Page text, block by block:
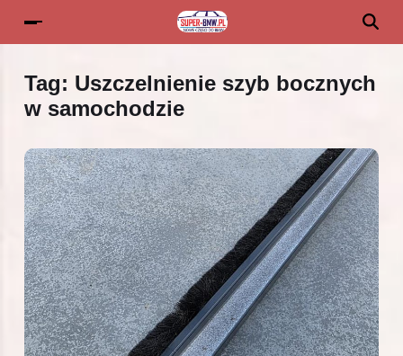
Tag: Uszczelnienie szyb bocznych
w samochodzie